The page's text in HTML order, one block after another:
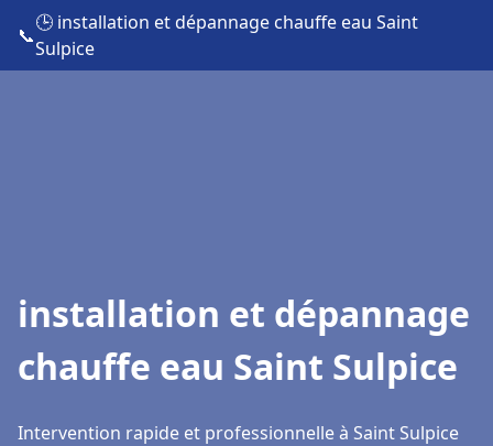
📞
🕒 installation et dépannage chauffe eau Saint
Sulpice
installation et dépannage
chauffe eau Saint Sulpice
Intervention rapide et professionnelle à Saint Sulpice